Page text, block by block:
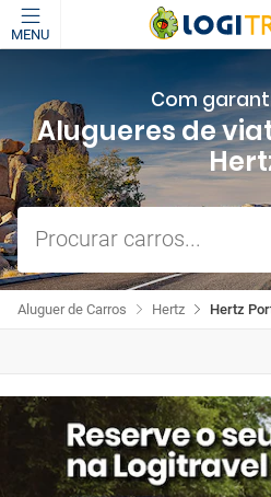
MENU
Com
Alugueres de
Procurar carros...
Hertz
Hertz
Aluguer de Carros